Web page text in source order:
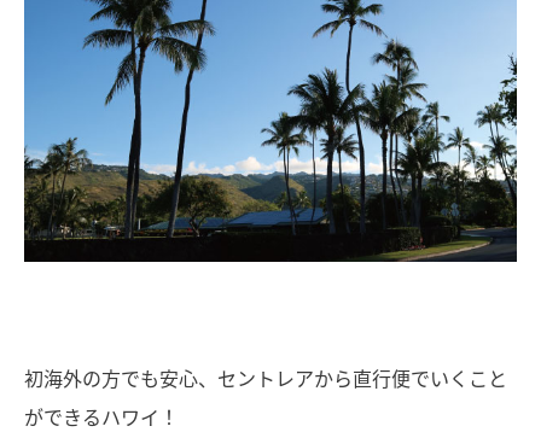
初海外の方でも安心、セントレアから直行便でいくこと
ができるハワイ！